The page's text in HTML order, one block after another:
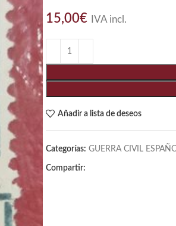
15,00€ IVA incl.
Añadir a lista de deseos
Categorías: GUERRA CIVIL
Compartir: